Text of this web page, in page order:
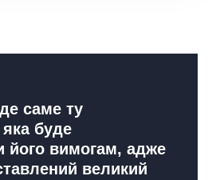
саме ту
буде
його вимогам, адже
великий